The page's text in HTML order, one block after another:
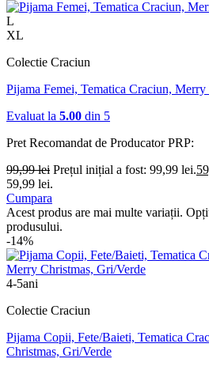
L
XL
Colectie Craciun
Pijama Femei, Tematica Craciun, Merry
Evaluat la 5.00 din 5
Pret Recomandat de ProducatorPRP:
99,99lei Prețul inițial a fost: 99,99 lei.
59,99 lei.
Cumpara
Acest produs are mai multe variații.
produsului.
-14%
4-5ani
Colectie Craciun
Pijama Copii, Fete/Baieti, Tematica
Christmas, Gri/Verde